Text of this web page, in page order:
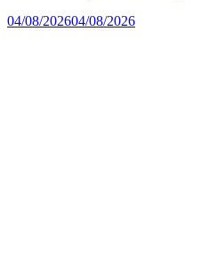
04/08/202604/08/2026